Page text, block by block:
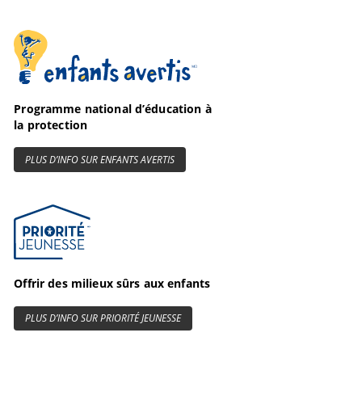
Enfants avertis
Programme national d’éducation à
la protection
PLUS D’INFO SUR ENFANTS AVERTIS
Priorité Jeunesse
Offrir des milieux sûrs aux enfants
PLUS D’INFO SUR PRIORITÉ JEUNESSE